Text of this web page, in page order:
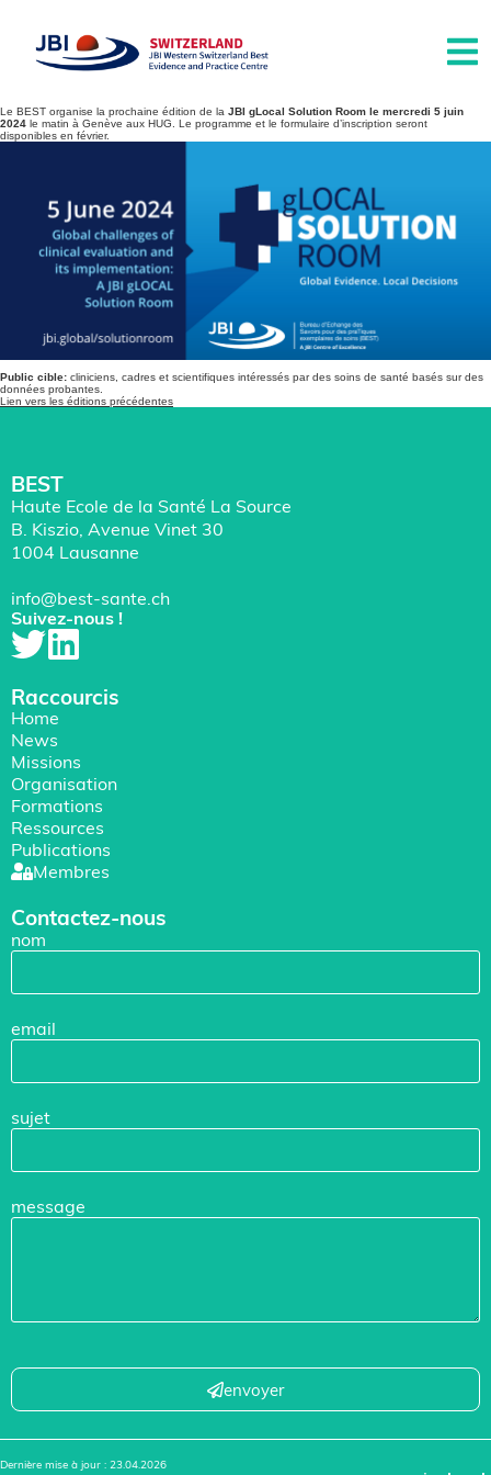
Le BEST organise la prochaine édition de la JBI gLocal Solution Room le mercredi 5 juin
2024 le matin à Genève aux HUG. Le programme et le formulaire d’inscription seront
disponibles en février.
Public cible: cliniciens, cadres et scientifiques intéressés par des soins de santé basés sur des
données probantes.
Lien vers les éditions précédentes
BEST
Haute Ecole de la Santé La Source
B. Kiszio, Avenue Vinet 30
1004 Lausanne
info@best-sante.ch
Suivez-nous !
Raccourcis
Home
News
Missions
Organisation
Formations
Ressources
Publications
Membres
Contactez-nous
nom
email
sujet
message
envoyer
Dernière mise à jour : 23.04.2026